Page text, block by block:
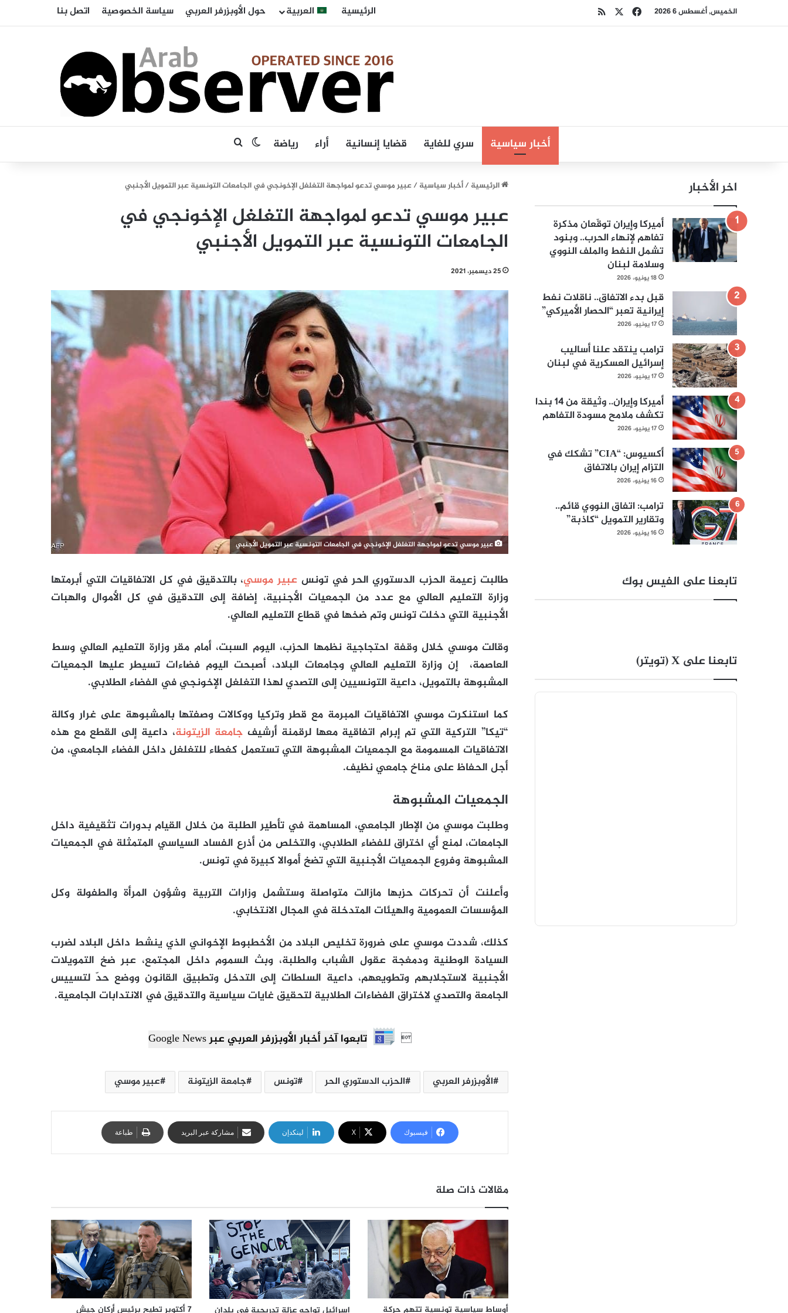
الخميس, أغسطس 6 2026 فيسبوك الرئيسية العربية حول الأوبزرفر العربي سياسة الخصوصية اتصل بنا
أخبار سياسية سري للغاية قضايا إنسانية أراء رياضة الوضع المظلم
الرئيسية/أخبار سياسية/عبير موسي تدعو لمواجهة التغلغل الإخونجي في الجامعات التونسية عبر التمويل الأجنبي
عبير موسي تدعو لمواجهة التغلغل الإخونجي في
الجامعات التونسية عبر التمويل الأجنبي
25 ديسمبر، 2021
عبير موسي تدعو لمواجهة التغلغل الإخونجي في الجامعات التونسية عبر التمويل الأجنبي
طالبت زعيمة الحزب الدستوري الحر في تونس عبير موسي، بالتدقيق في كل الاتفاقيات التي أبرمتها
وزارة التعليم العالي مع عدد من الجمعيات الأجنبية، إضافة إلى التدقيق في كل الأموال والهبات
الأجنبية التي دخلت تونس وتم ضخها في قطاع التعليم العالي.
وقالت موسي خلال وقفة احتجاجية نظمها الحزب، اليوم السبت، أمام مقر وزارة التعليم العالي وسط
العاصمة، إن وزارة التعليم العالي وجامعات البلاد، أصبحت اليوم فضاءات تسيطر عليها الجمعيات
المشبوهة بالتمويل، داعية التونسيين إلى التصدي لهذا التغلغل الإخونجي في الفضاء الطلابي.
كما استنكرت موسي الاتفاقيات المبرمة مع قطر وتركيا ووكالات وصفتها بالمشبوهة على غرار وكالة
“تيكا” التركية التي تم إبرام اتفاقية معها لرقمنة أرشيف جامعة الزيتونة، داعية إلى القطع مع هذه
الاتفاقيات المسمومة مع الجمعيات المشبوهة التي تستعمل كغطاء للتغلغل داخل الفضاء الجامعي، من
أجل الحفاظ على مناخ جامعي نظيف.
الجمعيات المشبوهة
وطلبت موسي من الإطار الجامعي، المساهمة في تأطير الطلبة من خلال القيام بدورات تثقيفية داخل
الجامعات، لمنع أي اختراق للفضاء الطلابي، والتخلص من أذرع الفساد السياسي المتمثلة في الجمعيات
المشبوهة وفروع الجمعيات الأجنبية التي تضخ أموالا كبيرة في تونس.
وأعلنت أن تحركات حزبها مازالت متواصلة وستشمل وزارات التربية وشؤون المرأة والطفولة وكل
المؤسسات العمومية والهيئات المتدخلة في المجال الانتخابي.
كذلك، شددت موسي على ضرورة تخليص البلاد من الأخطبوط الإخواني الذي ينشط داخل البلاد لضرب
السيادة الوطنية ودمغجة عقول الشباب والطلبة، وبث السموم داخل المجتمع، عبر ضخ التمويلات
الأجنبية لاستجلابهم وتطويعهم، داعية السلطات إلى التدخل وتطبيق القانون ووضع حدّ لتسييس
الجامعة والتصدي لاختراق الفضاءات الطلابية لتحقيق غايات سياسية والتدقيق في الانتدابات الجامعية.
 تابعوا آخر أخبار الأوبزرفر العربي عبر Google News
الأوبزرفر العربي الحزب الدستوري الحر تونس جامعة الزيتونة عبير موسي
فيسبوك ‫X لينكدإن مشاركة عبر البريد طباعة
مقالات ذات صلة
أوساط سياسية تونسية تتهم حركة إسرائيل تواجه عزلة تدريجية في بلدان 7 أكتوبر تطيح برئيس أركان جيش
اخر الأخبار
أميركا وإيران توقّعان مذكرة
تفاهم لإنهاء الحرب.. وبنود
تشمل النفط والملف النووي
وسلامة لبنان
18 يونيو، 2026
قبل بدء الاتفاق.. ناقلات نفط
إيرانية تعبر “الحصار الأميركي”
17 يونيو، 2026
ترامب ينتقد علنا أساليب
إسرائيل العسكرية في لبنان
17 يونيو، 2026
أميركا وإيران.. وثيقة من 14 بندا
تكشف ملامح مسودة التفاهم
17 يونيو، 2026
أكسيوس: “CIA” تشكك في
التزام إيران بالاتفاق
16 يونيو، 2026
ترامب: اتفاق النووي قائم..
وتقارير التمويل “كاذبة”
16 يونيو، 2026
تابعنا على الفيس بوك
تابعنا على X (تويتر)